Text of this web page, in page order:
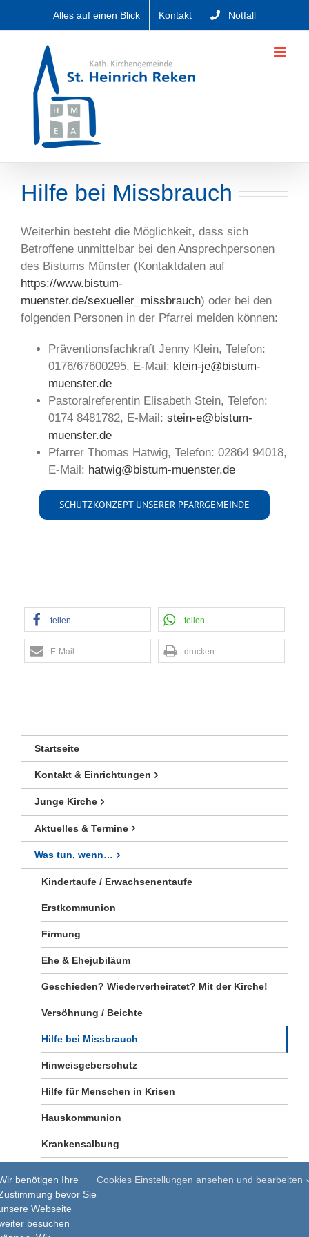
Alles auf einen Blick Kontakt Notfall
Hilfe bei Missbrauch
Weiterhin besteht die Möglichkeit, dass sich
Betroffene unmittelbar bei den Ansprechpersonen
des Bistums Münster (Kontaktdaten auf
https://www.bistum-
muenster.de/sexueller_missbrauch) oder bei den
folgenden Personen in der Pfarrei melden können:
Präventionsfachkraft Jenny Klein, Telefon:
0176/67600295, E-Mail: klein-je@bistum-
muenster.de
Pastoralreferentin Elisabeth Stein, Telefon:
0174 8481782, E-Mail: stein-e@bistum-
muenster.de
Pfarrer Thomas Hatwig, Telefon: 02864 94018,
E-Mail: hatwig@bistum-muenster.de
SCHUTZKONZEPT UNSERER PFARRGEMEINDE
teilen teilen
E-Mail drucken
Startseite
Kontakt & Einrichtungen
Junge Kirche
Aktuelles & Termine
Was tun, wenn…
Kindertaufe / Erwachsenentaufe
Erstkommunion
Firmung
Ehe & Ehejubiläum
Geschieden? Wiederverheiratet? Mit der Kirche!
Versöhnung / Beichte
Hilfe bei Missbrauch
Hinweisgeberschutz
Hilfe für Menschen in Krisen
Hauskommunion
Krankensalbung
Eintritt in die Kirche
benötigen Ihre
bevor Sie
Webseite
besuchen
Cookies Einstellungen ansehen und bearbeiten